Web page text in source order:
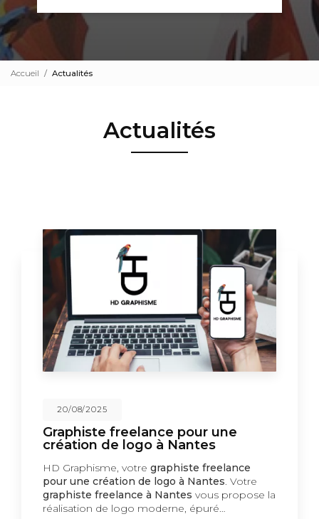
Accueil Actualités
Actualités
20/08/2025
Graphiste freelance pour une
création de logo à Nantes
HD Graphisme, votre graphiste freelance
pour une création de logo à Nantes . Votre
graphiste freelance à Nantes vous propose la
réalisation de logo moderne, épuré…